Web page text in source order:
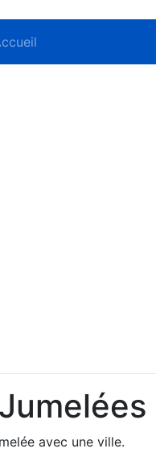
avec une ville.